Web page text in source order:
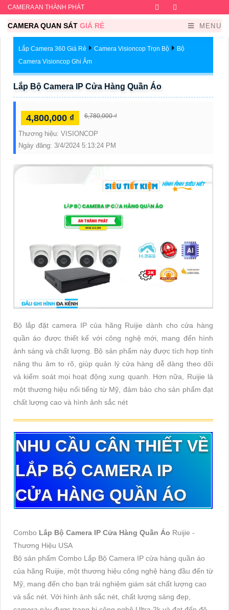
CAMERA AN THÀNH PHÁT Facebook
CAMERA QUAN SÁT GIÁ RẺ MENU
Lắp Camera 360 Giá Rẻ Camera Visioncop Trọn Bộ
Bộ
Camera Visioncop Ghi Âm
Lắp Bộ Camera IP Cửa Hàng Quần Áo
4,800,000 ₫ 6,780,000 ₫
Thương hiệu: VISIONCOP
Ngày đăng: 3/4/2024 5:13:24 PM
Bộ lắp đặt camera IP của hãng Ruijie dành cho cửa hàng
quần áo được thiết kế với công nghệ mới, mang đến hình
ảnh sáng và chất lượng. Bộ sản phẩm này được tích hợp tính
năng thu âm to rõ, giúp quản lý cửa hàng dễ dàng theo dõi
và kiểm soát mọi hoạt động xung quanh. Hơn nữa, Ruijie là
một thương hiệu nổi tiếng từ Mỹ, đảm bảo cho sản phẩm đạt
chất lượng cao và hình ảnh sắc nét
NHU CẦU CÂN THIẾT VỀ
LẮP BỘ CAMERA IP
CỬA HÀNG QUẦN ÁO
Combo Lắp Bộ Camera IP Cửa Hàng Quần Áo Ruijie -
Thương Hiệu USA
Bộ sản phẩm Combo Lắp Bộ Camera IP cửa hàng quần áo
của hãng Ruijie, một thương hiệu công nghệ hàng đầu đến từ
Mỹ, mang đến cho bạn trải nghiệm giám sát chất lượng cao
và sắc nét. Với hình ảnh sắc nét, chất lượng sáng đẹp,